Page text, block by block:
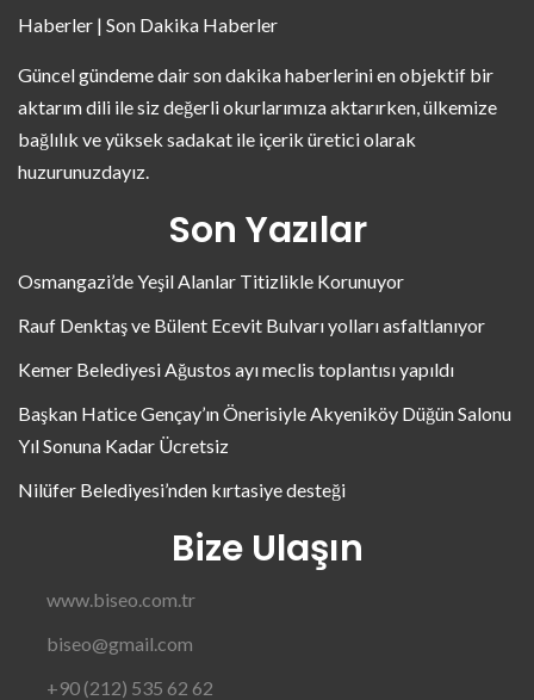
Haberler | Son Dakika Haberler
Güncel gündeme dair son dakika haberlerini en objektif bir
aktarım dili ile siz değerli okurlarımıza aktarırken, ülkemize
bağlılık ve yüksek sadakat ile içerik üretici olarak
huzurunuzdayız.
Son Yazılar
Osmangazi’de Yeşil Alanlar Titizlikle Korunuyor
Rauf Denktaş ve Bülent Ecevit Bulvarı yolları asfaltlanıyor
Kemer Belediyesi Ağustos ayı meclis toplantısı yapıldı
Başkan Hatice Gençay’ın Önerisiyle Akyeniköy Düğün Salonu
Yıl Sonuna Kadar Ücretsiz
Nilüfer Belediyesi’nden kırtasiye desteği
Bize Ulaşın
www.biseo.com.tr
biseo@gmail.com
+90 (212) 535 62 62